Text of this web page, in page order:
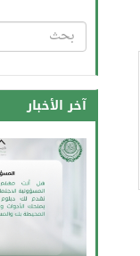
استمارة
البحث
آخر الأخبار